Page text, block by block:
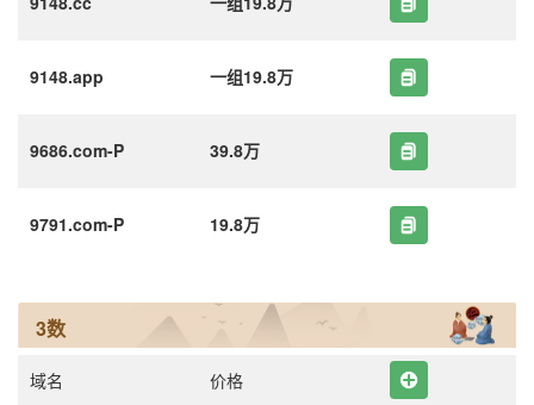
9148.app 一组19.8万
9686.com-P 39.8万
9791.com-P 19.8万
3数
域名 价格